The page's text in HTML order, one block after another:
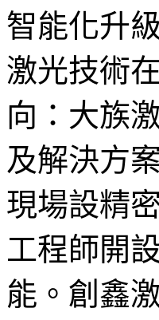
智能化升
激光技術
向：大族
及解決方
現場設精
工程師開
能。創鑫